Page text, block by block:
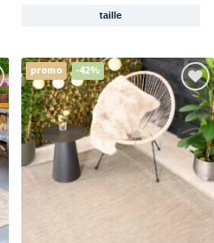
taille
promo -42%